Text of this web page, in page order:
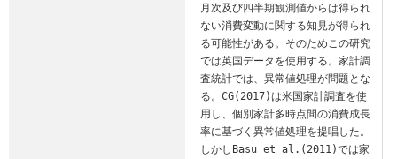
月次及び四半期観測値からは得られ
ない消費変動に関する知見が得られ
る可能性がある。そのためこの研究
では英国データを使用する。家計調
査統計では、異常値処理が問題とな
る。CG(2017)は米国家計調査を使
用し、個別家計多時点間の消費成長
率に基づく異常値処理を提唱した。
しかしBasu et al.(2011)では家